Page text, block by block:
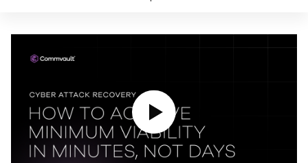
Riproduzione video